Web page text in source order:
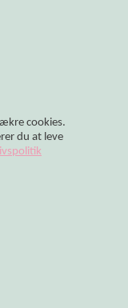
cookies.
du at leve